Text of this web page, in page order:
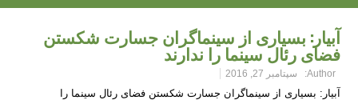
آبیار: بسیاری از سینماگران جسارت شکستن
فضای رئال سینما را ندارند
Author: سپتامبر 27, 2016
آبیار: بسیاری از سینماگران جسارت شکستن فضای رئال سینما را